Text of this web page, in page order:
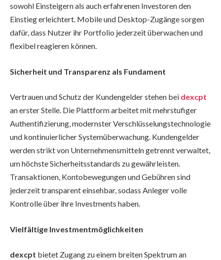
sowohl Einsteigern als auch erfahrenen Investoren den
Einstieg erleichtert. Mobile und Desktop-Zugänge sorgen
dafür, dass Nutzer ihr Portfolio jederzeit überwachen und
flexibel reagieren können.
Sicherheit und Transparenz als Fundament
Vertrauen und Schutz der Kundengelder stehen bei dexcpt
an erster Stelle. Die Plattform arbeitet mit mehrstufiger
Authentifizierung, modernster Verschlüsselungstechnologie
und kontinuierlicher Systemüberwachung. Kundengelder
werden strikt von Unternehmensmitteln getrennt verwaltet,
um höchste Sicherheitsstandards zu gewährleisten.
Transaktionen, Kontobewegungen und Gebühren sind
jederzeit transparent einsehbar, sodass Anleger volle
Kontrolle über ihre Investments haben.
Vielfältige Investmentmöglichkeiten
dexcpt bietet Zugang zu einem breiten Spektrum an